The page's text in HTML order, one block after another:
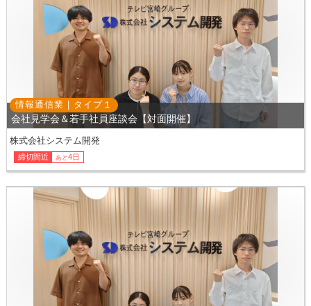
情報通信業 | タイプ １
会社見学会＆若手社員座談会【対面開催】
株式会社システム開発
締切間近 あと 4日